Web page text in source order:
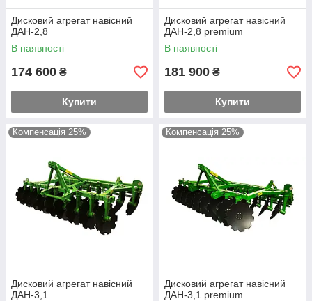
Дисковий агрегат навісний
ДАН-2,8
В наявності
174 600 ₴
Купити
Дисковий агрегат навісний
ДАН-2,8 premium
В наявності
181 900 ₴
Купити
Компенсація 25%
Дисковий агрегат навісний
ДАН-3,1
Компенсація 25%
Дисковий агрегат навісний
ДАН-3,1 premium